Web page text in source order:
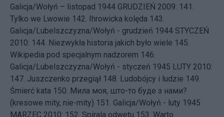
Galicja/Wołyń – listopad 1944 GRUDZIEŃ 2009: 141.
Tylko we Lwowie 142. Ihrowicka kolęda 143.
Galicja/Lubelszczyzna/Wołyń - grudzień 1944 STYCZEŃ
2010: 144. Niezwykła historia jakich było wiele 145.
Wikipedia pod specjalnym nadzorem 146.
Galicja/Lubelszczyzna/Wołyń - styczeń 1945 LUTY 2010:
147. Juszczenko przegiął 148. Ludobójcy i ludzie 149.
Śmierć kata 150. Мила моя, што-то буде з нами?
(kresowe mity, nie-mity) 151. Galicja/Wołyń - luty 1945
MARZEC 2010: 152. Spirala odwetu 153. Warto